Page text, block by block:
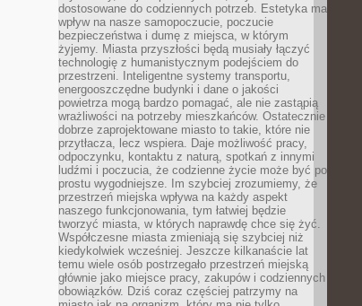
dostosowane do codziennych potrzeb. Estetyka ma
wpływ na nasze samopoczucie, poczucie
bezpieczeństwa i dumę z miejsca, w którym
żyjemy. Miasta przyszłości będą musiały łączyć
technologię z humanistycznym podejściem do
przestrzeni. Inteligentne systemy transportu,
energooszczędne budynki i dane o jakości
powietrza mogą bardzo pomagać, ale nie zastąpią
wrażliwości na potrzeby mieszkańców. Ostatecznie
dobrze zaprojektowane miasto to takie, które nie
przytłacza, lecz wspiera. Daje możliwość pracy,
odpoczynku, kontaktu z naturą, spotkań z innymi
ludźmi i poczucia, że codzienne życie może być po
prostu wygodniejsze. Im szybciej zrozumiemy, że
przestrzeń miejska wpływa na każdy aspekt
naszego funkcjonowania, tym łatwiej będzie
tworzyć miasta, w których naprawdę chce się żyć.
Współczesne miasta zmieniają się szybciej niż
kiedykolwiek wcześniej. Jeszcze kilkanaście lat
temu wiele osób postrzegało przestrzeń miejską
głównie jako miejsce pracy, zakupów i codziennych
obowiązków. Dziś coraz częściej patrzymy na